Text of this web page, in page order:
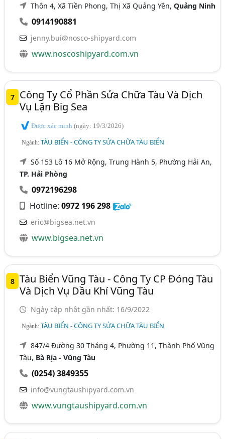
Thôn 4, Xã Tiền Phong, Thị Xã Quảng Yên,Quảng Ninh
0914190881
jenny.bui@nosco-shipyard.com
www.noscoshipyard.com.vn
7
Công Ty Cổ Phần Sửa Chữa Tàu Và Dịch
Vụ Lặn Big Sea
Được xác minh(ngày: 19/3/2026)
Ngành:TÀU BIỂN - CÔNG TY SỬA CHỮA TÀU BIỂN
Số 153 Lô 16 Mở Rộng, Trung Hành 5, Phường Hải An,
TP. Hải Phòng
0972196298
Hotline:0972 196 298
eric@bigsea.net.vn
www.bigsea.net.vn
8 Tàu Biển Vũng Tàu - Công Ty CP Đóng Tàu
Và Dịch Vụ Dầu Khí Vũng Tàu
Ngày cập nhật gần nhất: 16/9/2022
Ngành:TÀU BIỂN - CÔNG TY SỬA CHỮA TÀU BIỂN
847/4 Đường 30 Tháng 4, Phường 11, Thành Phố Vũng
Tàu, Bà Rịa - Vũng Tàu
(0254) 3849355
info@vungtaushipyard.com.vn
www.vungtaushipyard.com.vn